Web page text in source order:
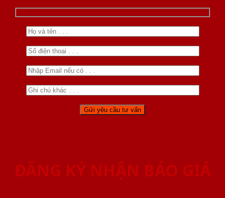
ĐĂNG KÝ NHẬN BÁO GIÁ